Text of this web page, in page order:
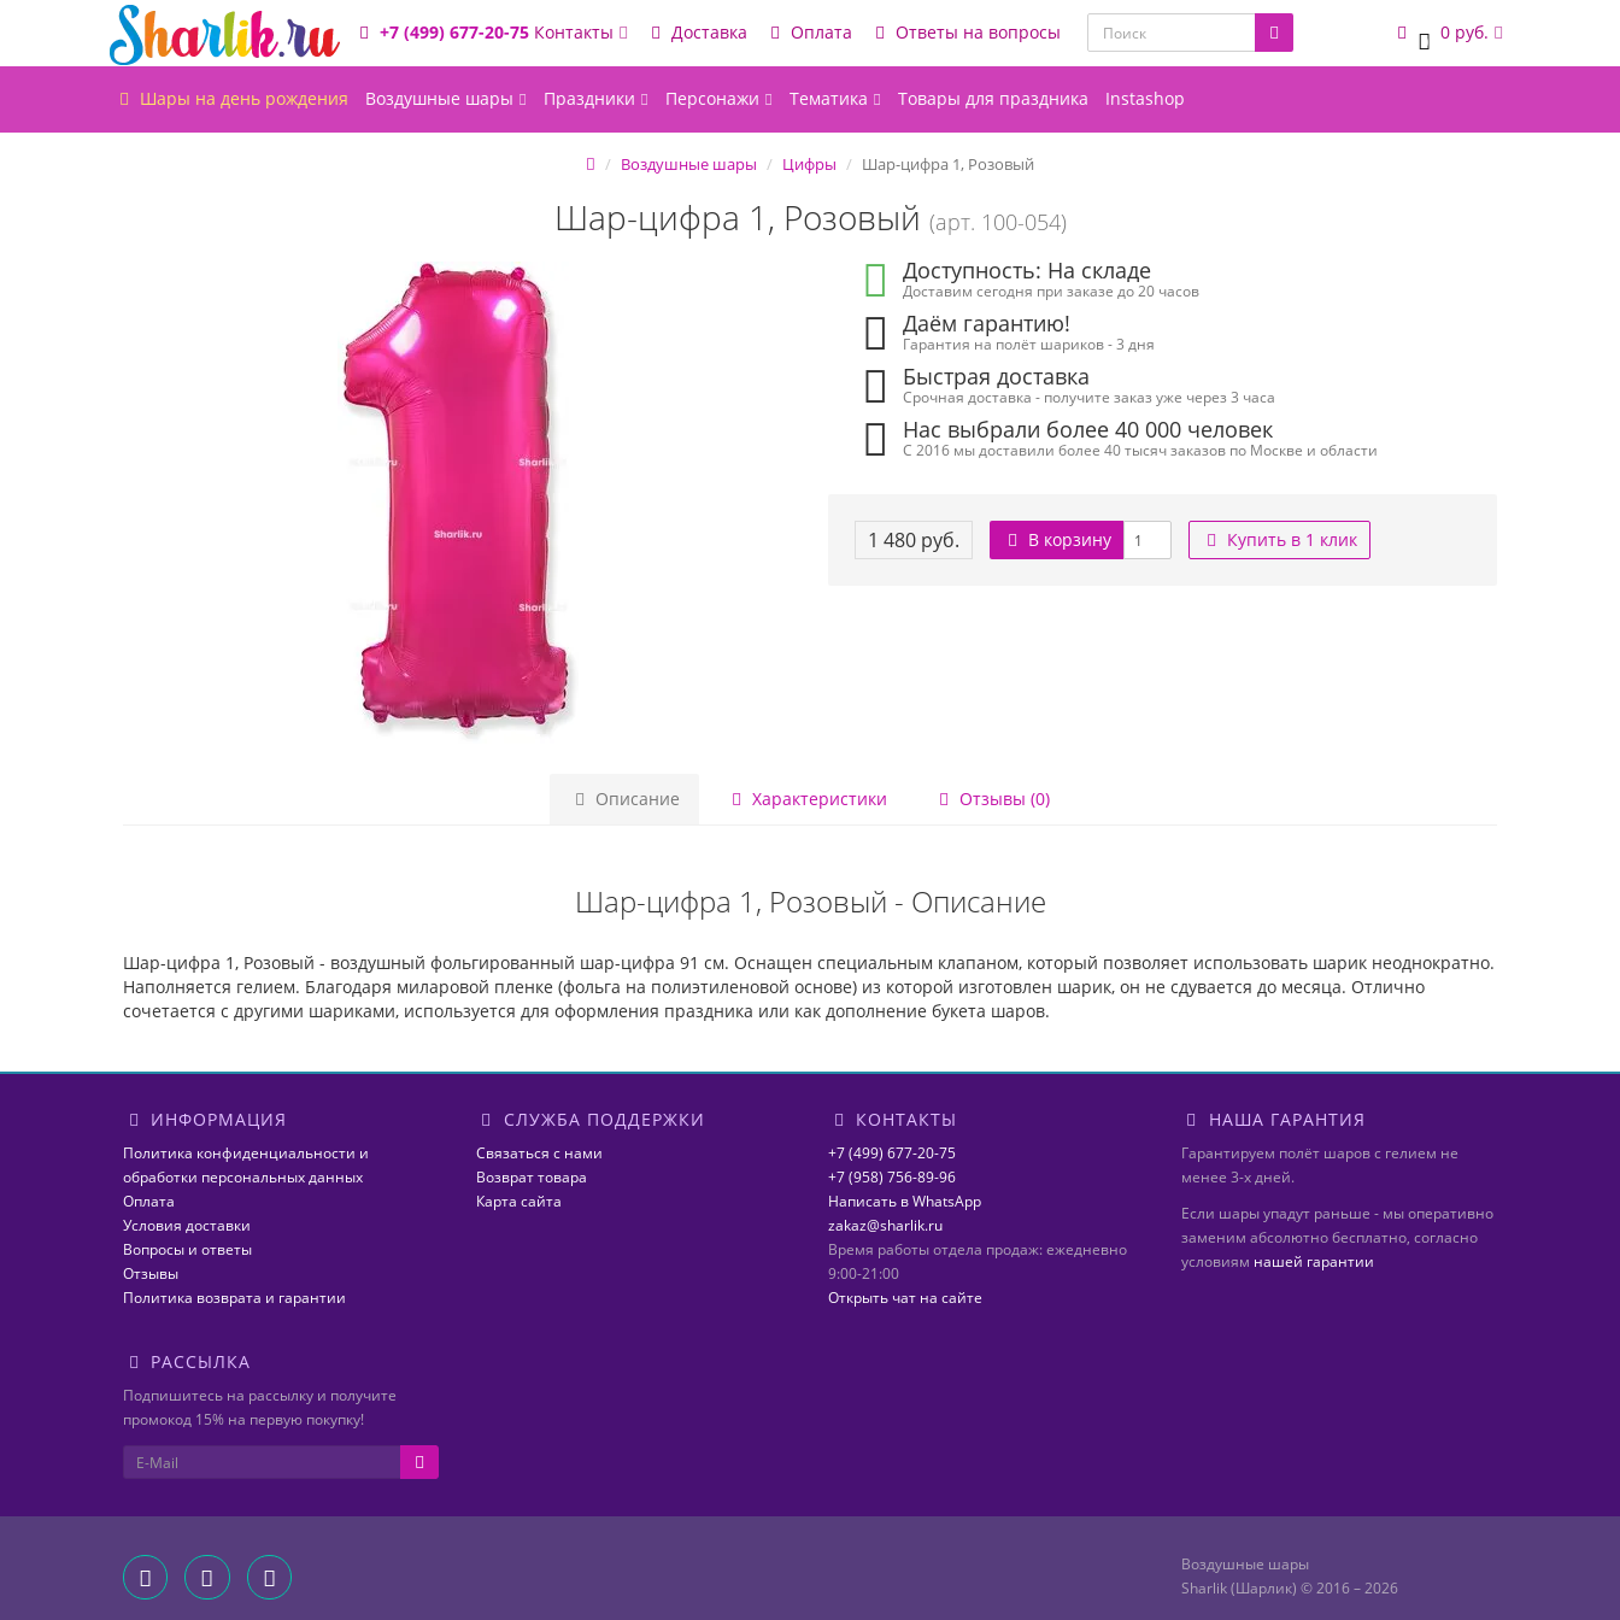
+7 (499) 677-20-75 Контакты Доставка Оплата Ответы на вопросы 0 0 руб.
Шары на день рождения Воздушные шары Праздники Персонажи Тематика Товары для праздника Instashop
Воздушные шары Цифры Шар-цифра 1, Розовый
Шар-цифра 1, Розовый (арт. 100-054)
Доступность: На складе
Доставим сегодня при заказе до 20 часов
Даём гарантию!
Гарантия на полёт шариков - 3 дня
Быстрая доставка
Срочная доставка - получите заказ уже через 3 часа
Нас выбрали более 40 000 человек
С 2016 мы доставили более 40 тысяч заказов по Москве и области
1 480 руб. В корзину Купить в 1 клик
Описание Характеристики Отзывы (0)
Шар-цифра 1, Розовый - Описание
Шар-цифра 1, Розовый - воздушный фольгированный шар-цифра 91 см. Оснащен специальным клапаном, который позволяет использовать шарик неоднократно.
Наполняется гелием. Благодаря миларовой пленке (фольга на полиэтиленовой основе) из которой изготовлен шарик, он не сдувается до месяца. Отлично
сочетается с другими шариками, используется для оформления праздника или как дополнение букета шаров.
ИНФОРМАЦИЯ
Политика конфиденциальности и
обработки персональных данных
Оплата
Условия доставки
Вопросы и ответы
Отзывы
Политика возврата и гарантии
СЛУЖБА ПОДДЕРЖКИ
Связаться с нами
Возврат товара
Карта сайта
КОНТАКТЫ
+7 (499) 677-20-75
+7 (958) 756-89-96
Написать в WhatsApp
zakaz@sharlik.ru
Время работы отдела продаж: ежедневно
9:00-21:00
Открыть чат на сайте
НАША ГАРАНТИЯ
Гарантируем полёт шаров с гелием не
менее 3-х дней.
Если шары упадут раньше - мы оперативно
заменим абсолютно бесплатно, согласно
условиям нашей гарантии
РАССЫЛКА
Подпишитесь на рассылку и получите
промокод 15% на первую покупку!
Воздушные шары
Sharlik (Шарлик) © 2016 – 2026